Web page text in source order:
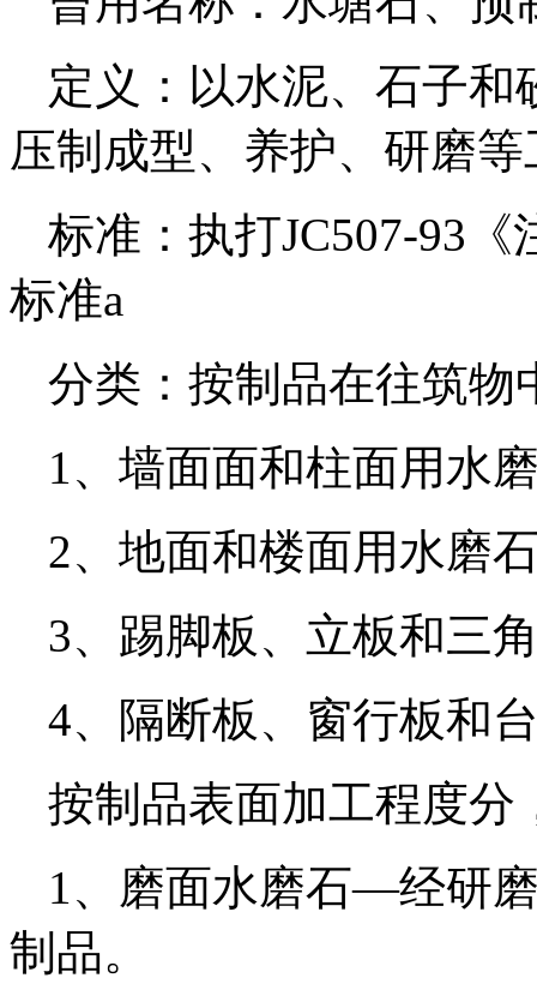
定义：以水泥、石子
压制成型、养护、研磨
标准：执打JC507-93
标准a
分类：按制品在往筑物
1、墙面面和柱面用水
2、地面和楼面用水磨
3、踢脚板、立板和三
4、隔断板、窗行板和
按制品表面加工程度分
1、磨面水磨石—经研
制品。